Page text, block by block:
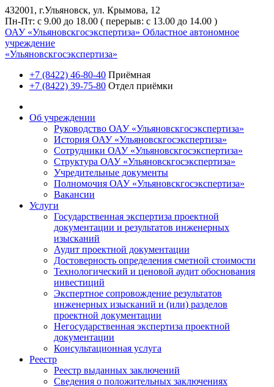
432001, г.Ульяновск, ул. Крымова, 12
Пн-Пт: с 9.00 до 18.00 ( перерыв: с 13.00 до 14.00 )
ОАУ «Ульяновскгосэкспертиза» Областное автономное
учреждение
«Ульяновскгосэкспертиза»
+7 (8422) 46-80-40 Приёмная
+7 (8422) 39-75-80 Отдел приёмки
Об учреждении
Руководство ОАУ «Ульяновскгосэкспертиза»
История ОАУ «Ульяновскгосэкспертиза»
Сотрудники ОАУ «Ульяновскгосэкспертиза»
Структура ОАУ «Ульяновскгосэкспертиза»
Учредительные документы
Полномочия ОАУ «Ульяновскгосэкспертиза»
Вакансии
Услуги
Государственная экспертиза проектной
документации и результатов инженерных
изысканий
Аудит проектной документации
Достоверность определения сметной стоимости
Технологический и ценовой аудит обоснования
инвестиций
Экспертное сопровождение результатов
инженерных изысканий и (или) разделов
проектной документации
Негосударственная экспертиза проектной
документации
Консультационная услуга
Реестр
Реестр выданных заключений
Сведения о положительных заключениях